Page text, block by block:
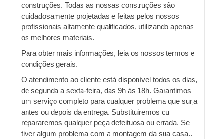
construções. Todas as nossas construções são
cuidadosamente projetadas e feitas pelos nossos
profissionais altamente qualificados, utilizando apenas
os melhores materiais.
Para obter mais informações, leia os nossos termos e
condições gerais.
O atendimento ao cliente está disponível todos os dias,
de segunda a sexta-feira, das 9h às 18h. Garantimos
um serviço completo para qualquer problema que surja
antes ou depois da entrega. Substituiremos ou
repararemos qualquer peça defeituosa ou errada. Se
tiver algum problema com a montagem da sua casa...